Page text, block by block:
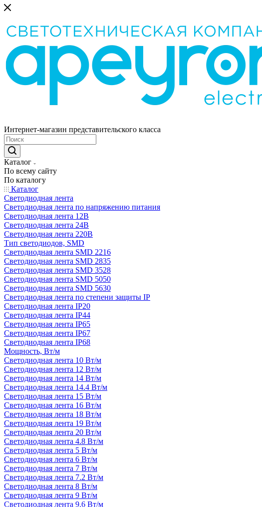
Интернет-магазин представительского класса
Каталог
По всему сайту
По каталогу
Каталог
Светодиодная лента
Светодиодная лента по напряжению питания
Светодиодная лента 12В
Светодиодная лента 24В
Светодиодная лента 220В
Тип светодиодов, SMD
Cветодиодная лента SMD 2216
Светодиодная лента SMD 2835
Светодиодная лента SMD 3528
Светодиодная лента SMD 5050
Светодиодная лента SMD 5630
Светодиодная лента по степени защиты IP
Светодиодная лента IP20
Светодиодная лента IP44
Светодиодная лента IP65
Светодиодная лента IP67
Светодиодная лента IP68
Мощность, Вт/м
Светодиодная лента 10 Вт/м
Светодиодная лента 12 Вт/м
Светодиодная лента 14 Вт/м
Светодиодная лента 14.4 Вт/м
Светодиодная лента 15 Вт/м
Светодиодная лента 16 Вт/м
Светодиодная лента 18 Вт/м
Светодиодная лента 19 Вт/м
Светодиодная лента 20 Вт/м
Светодиодная лента 4.8 Вт/м
Светодиодная лента 5 Вт/м
Светодиодная лента 6 Вт/м
Светодиодная лента 7 Вт/м
Светодиодная лента 7.2 Вт/м
Светодиодная лента 8 Вт/м
Светодиодная лента 9 Вт/м
Светодиодная лента 9.6 Вт/м